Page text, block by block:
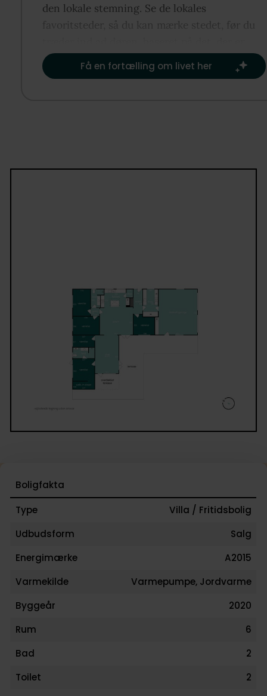
terrasser fuldender helheden.
den lokale stemning. Se de lokales
favoritsteder, så du kan mærke stedet, før du
vigtigst for dig.​
Få en fortælling om livet her
Boligfakta
Type
Villa / Fritidsbolig
Udbudsform
Salg
Energimærke
A2015
Varmekilde
Varmepumpe, Jordvarme
Byggeår
2020
Rum
6
Bad
2
Toilet
2